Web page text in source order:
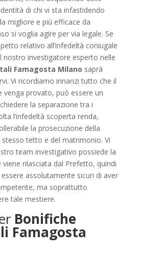
di chi vi sta infastidendo
migliore e più efficace da
si voglia agire per via legale. Se
relativo all’infedeltà coniugale
nostro investigatore esperto nelle
Famagosta Milano saprà
Vi ricordiamo innanzi tutto che il
venga provato, può essere un
la separazione tra i
l’infedeltà scoperta renda,
la prosecuzione della
tetto e del matrimonio. Vi
team investigativo possiede la
viene rilasciata dal Prefetto, quindi
assolutamente sicuri di aver
ma soprattutto
tale mestiere.
Bonifiche
Famagosta